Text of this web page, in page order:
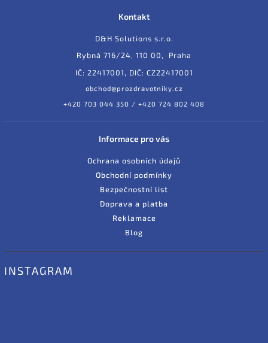
Kontakt
D&H Solutions s.r.o.
Rybná 716/24, 110 00, Praha
IČ: 22417001, DIČ: CZ22417001
obchod@prozdravotniky.cz
+420 703 044 350 / +420 724 802 408
Informace pro vás
Ochrana osobních údajů
Obchodní podmínky
Bezpečnostní list
Doprava a platba
Reklamace
Blog
INSTAGRAM